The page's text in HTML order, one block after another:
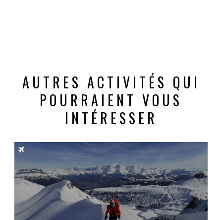
AUTRES ACTIVITÉS QUI
POURRAIENT VOUS
INTÉRESSER